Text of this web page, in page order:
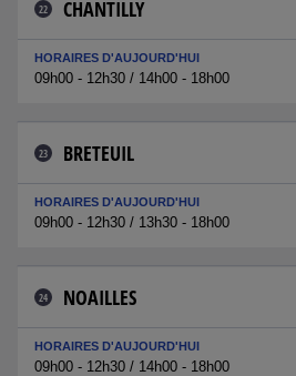
22 CHANTILLY
HORAIRES D'AUJOURD'HUI
09h00 - 12h30 / 14h00 - 18h00
23 BRETEUIL
HORAIRES D'AUJOURD'HUI
09h00 - 12h30 / 13h30 - 18h00
24 NOAILLES
HORAIRES D'AUJOURD'HUI
09h00 - 12h30 / 14h00 - 18h00